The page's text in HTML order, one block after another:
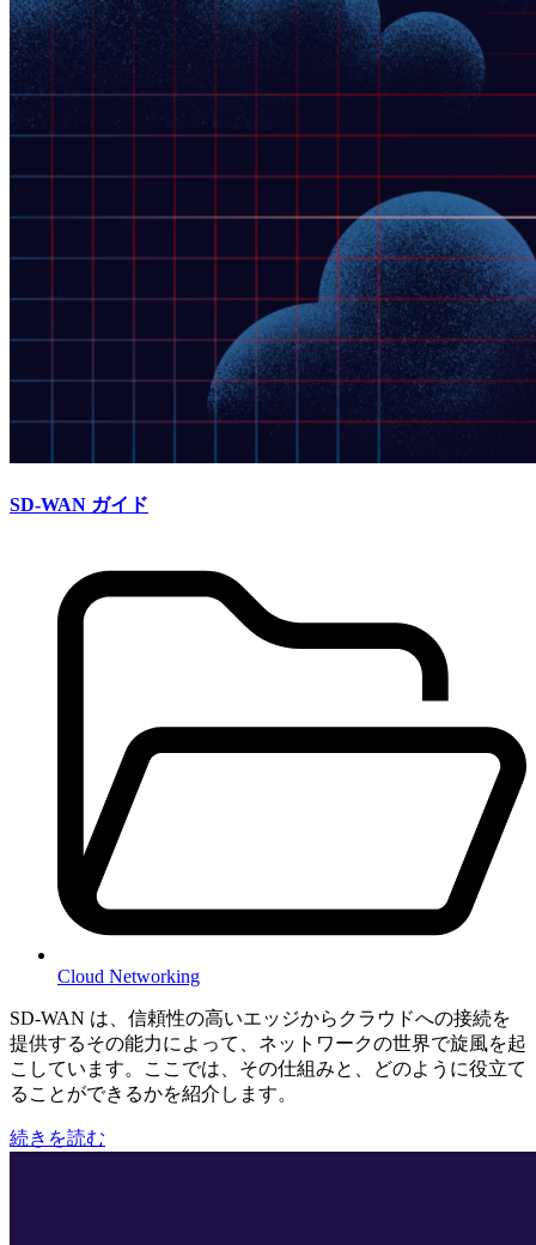
SD-WAN ガイド
Cloud Networking
SD-WAN は、信頼性の高いエッジからクラウドへの接続を
提供するその能力によって、ネットワークの世界で旋風を起
こしています。ここでは、その仕組みと、どのように役立て
ることができるかを紹介します。
続きを読む